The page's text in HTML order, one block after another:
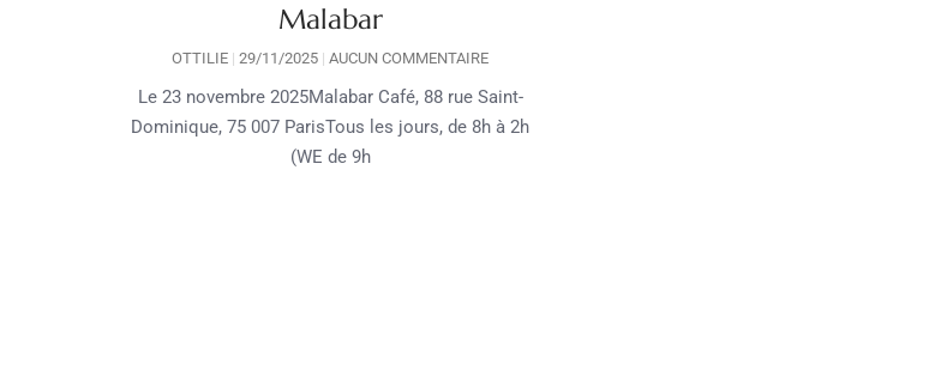
Malabar
OTTILIE 29/11/2025 AUCUN COMMENTAIRE
Le 23 novembre 2025Malabar Café, 88 rue Saint-
Dominique, 75 007 ParisTous les jours, de 8h à 2h
(WE de 9h